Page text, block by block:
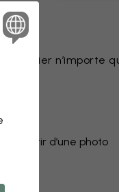
modifier n’importe
à partir d’une photo